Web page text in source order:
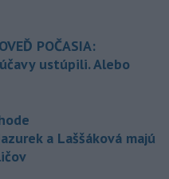
POČASIA:
ustúpili. Alebo
a Laššáková majú